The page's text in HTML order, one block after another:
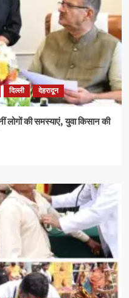
दिल्ली देहरादून
की समस्याएं, युवा किसान की